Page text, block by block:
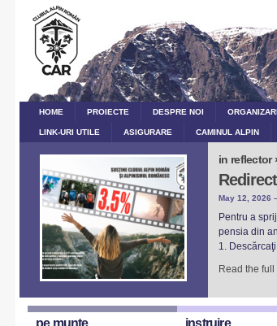
HOME PROIECTE DESPRE NOI
LINK-URI UTILE ASIGURARE CAMINUL ALPIN
in reflector
May 12, 2026
Pentru a
pensia din
1.
Read the full
pe munte instruire